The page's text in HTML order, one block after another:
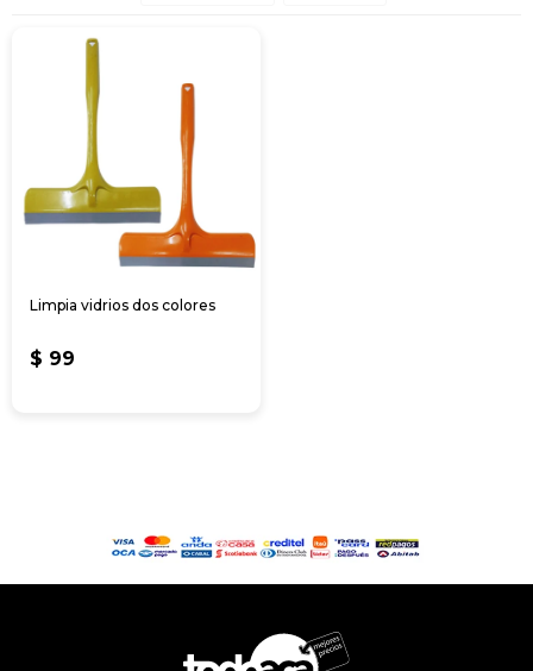
Limpia vidrios dos colores
$ 99